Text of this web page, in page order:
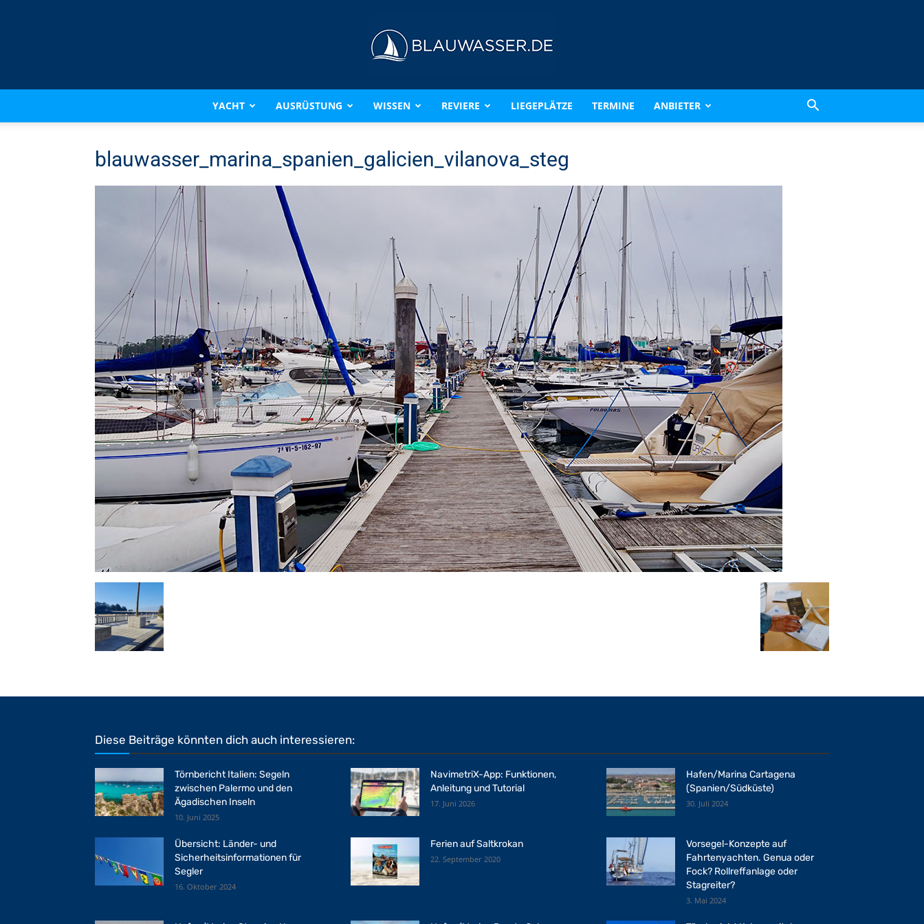
BLAUWASSER.DE
YACHT AUSRÜSTUNG WISSEN REVIERE LIEGEPLÄTZE TERMINE ANBIETER
blauwasser_marina_spanien_galicien_vilanova_steg
Diese Beiträge könnten dich auch interessieren:
Törnbericht Italien: Segeln
zwischen Palermo und den
Ägadischen Inseln
10. Juni 2025
NavimetriX-App: Funktionen,
Anleitung und Tutorial
17. Juni 2026
Hafen/Marina Cartagena
(Spanien/Südküste)
30. Juli 2024
Übersicht: Länder- und
Sicherheitsinformationen für
Segler
16. Oktober 2024
Ferien auf Saltkrokan
22. September 2020
Vorsegel-Konzepte auf
Fahrtenyachten. Genua oder
Fock? Rollreffanlage oder
Stagreiter?
3. Mai 2024